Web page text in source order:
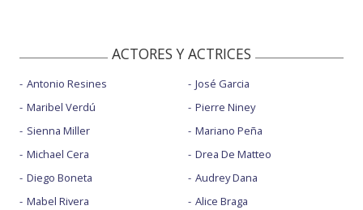
ACTORES Y ACTRICES
Antonio Resines
Maribel Verdú
Sienna Miller
Michael Cera
Diego Boneta
Mabel Rivera
José Garcia
Pierre Niney
Mariano Peña
Drea De Matteo
Audrey Dana
Alice Braga